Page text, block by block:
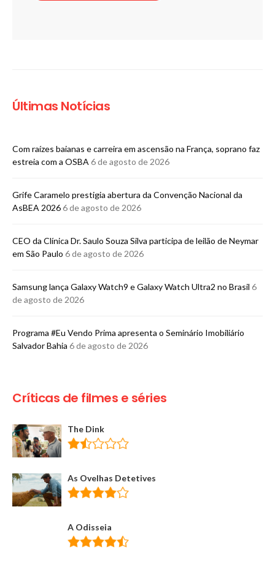
Últimas Notícias
Com raízes baianas e carreira em ascensão na França, soprano faz
estreia com a OSBA 6 de agosto de 2026
Grife Caramelo prestigia abertura da Convenção Nacional da
AsBEA 20266 de agosto de 2026
CEO da Clínica Dr. Saulo Souza Silva participa de leilão de Neymar
em São Paulo 6 de agosto de 2026
Samsung lança Galaxy Watch9 e Galaxy Watch Ultra2 no Brasil 6
de agosto de 2026
Programa #Eu Vendo Prima apresenta o Seminário Imobiliário
Salvador Bahia 6 de agosto de 2026
Críticas de filmes e séries
The Dink
As Ovelhas Detetives
A Odisseia